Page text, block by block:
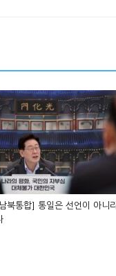
북통합] 통일은 선언이 아니